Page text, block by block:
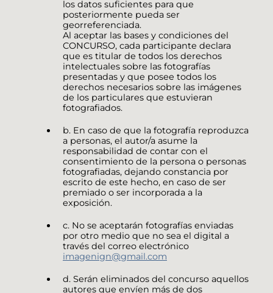
los datos suficientes para que
posteriormente pueda ser
georreferenciada.
Al aceptar las bases y condiciones del
CONCURSO, cada participante declara
que es titular de todos los derechos
intelectuales sobre las fotografías
presentadas y que posee todos los
derechos necesarios sobre las imágenes
de los particulares que estuvieran
fotografiados.
b. En caso de que la fotografía reproduzca
a personas, el autor/a asume la
responsabilidad de contar con el
consentimiento de la persona o personas
fotografiadas, dejando constancia por
escrito de este hecho, en caso de ser
premiado o ser incorporada a la
exposición.
c. No se aceptarán fotografías enviadas
por otro medio que no sea el digital a
través del correo electrónico
imagenign@gmail.com
d. Serán eliminados del concurso aquellos
autores que envíen más de dos